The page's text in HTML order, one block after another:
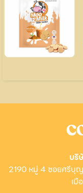
บริ
2190 หมู่ 4 ซอยศรีบุญ
เมื